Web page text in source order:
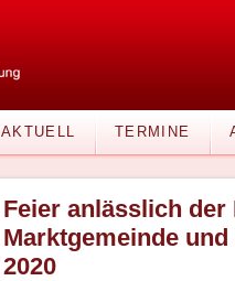
AKTUELL TERMINE
Feier anlässlich der
Marktgemeinde
2020